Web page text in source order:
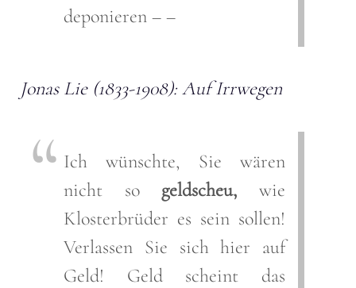
deponieren – –
Jonas Lie (1833-1908): Auf Irrwegen
Ich wünschte, Sie wären
nicht so geldscheu, wie
Klosterbrüder es sein sollen!
Verlassen Sie sich hier auf
Geld! Geld scheint das